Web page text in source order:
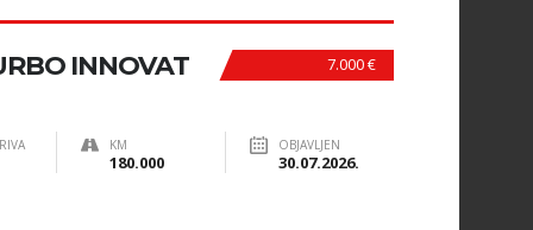
7.000 €
INNOVAT
KM
180.000
OBJAVLJEN
30.07.2026.